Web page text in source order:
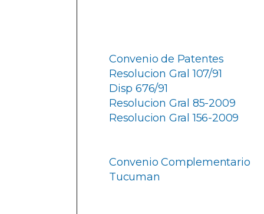
Convenio de Patentes
Resolucion Gral 107/91
Disp 676/91
Resolucion Gral 85-2009
Resolucion Gral 156-2009
Convenio Complementario
Tucuman